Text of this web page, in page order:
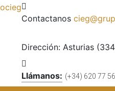
Contactanos
Dirección: Asturias
Llámanos: (+34) 620 77